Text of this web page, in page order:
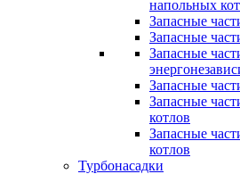
напольных
Запасные
Запасные
Запасные
Запасные
Запасные
котлов
Запасные
котлов
Турбонасадки